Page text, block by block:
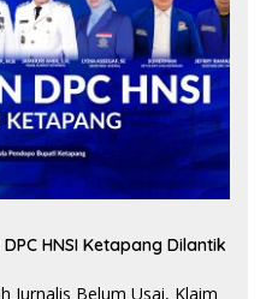
HNSI Ketapang Dilantik